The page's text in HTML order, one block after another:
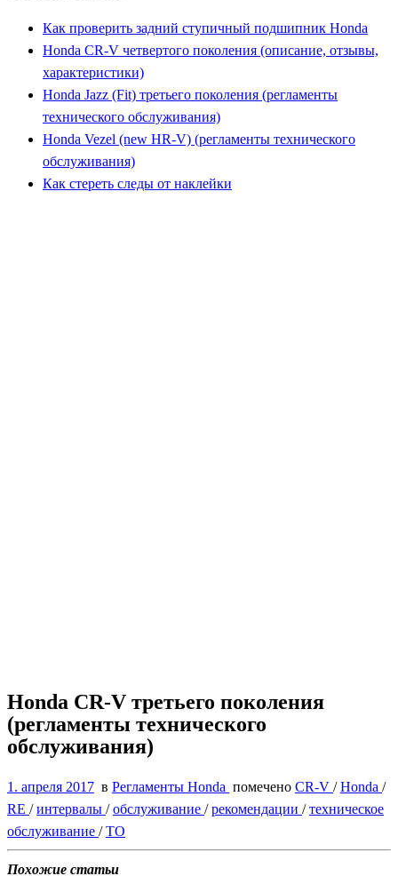
Как проверить задний ступичный подшипник Honda
Honda CR-V четвертого поколения (описание, отзывы,
характеристики)
Honda Jazz (Fit) третьего поколения (регламенты
технического обслуживания)
Honda Vezel (new HR-V) (регламенты технического
обслуживания)
Как стереть следы от наклейки
Honda CR-V третьего поколения
(регламенты технического
обслуживания)
1. апреля 2017 в Регламенты Honda помечено CR-V /Honda /
RE /интервалы /обслуживание /рекомендации /техническое
обслуживание /ТО
Похожие статьи